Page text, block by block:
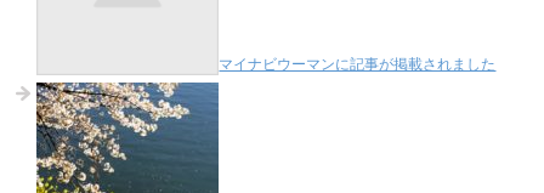
マイナビウーマンに記事が掲載されました